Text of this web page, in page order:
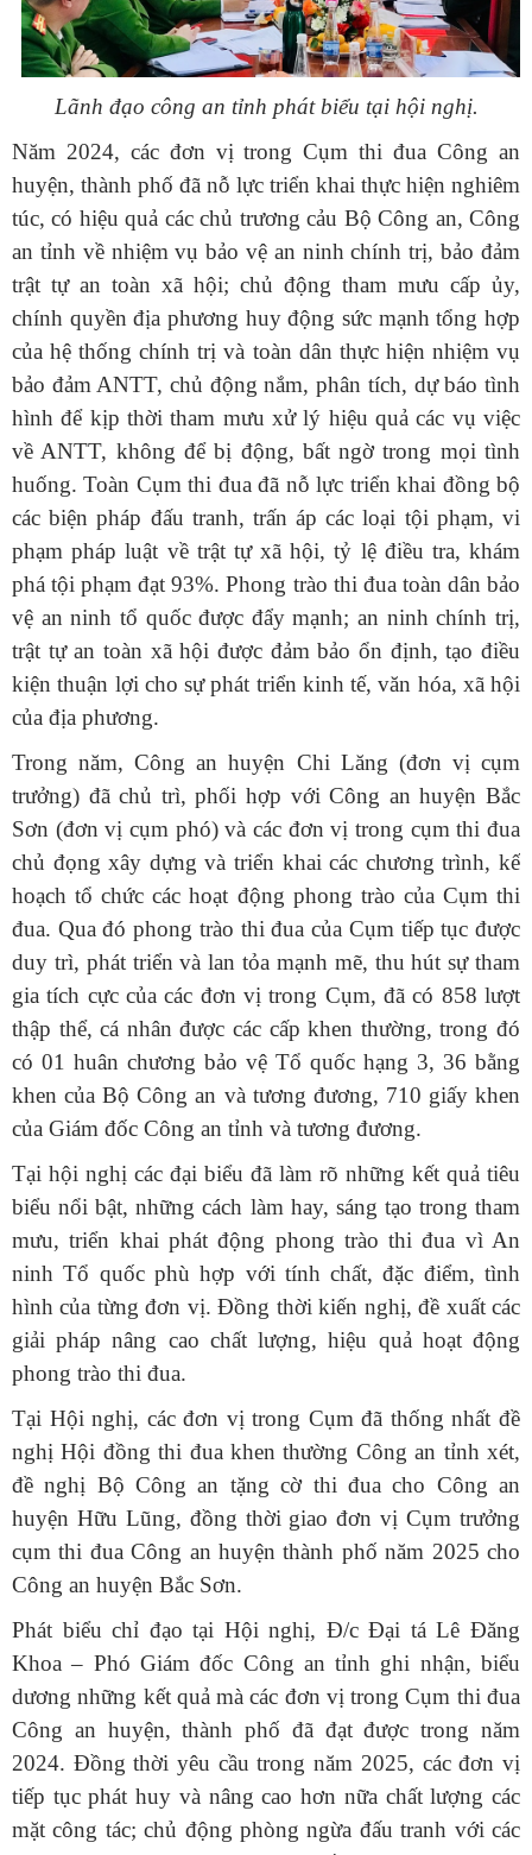
Lãnh đạo công an tỉnh phát biểu tại hội nghị.
Năm 2024, các đơn vị trong Cụm thi đua Công an
huyện, thành phố đã nỗ lực triển khai thực hiện nghiêm
túc, có hiệu quả các chủ trương cảu Bộ Công an, Công
an tỉnh về nhiệm vụ bảo vệ an ninh chính trị, bảo đảm
trật tự an toàn xã hội; chủ động tham mưu cấp ủy,
chính quyền địa phương huy động sức mạnh tổng hợp
của hệ thống chính trị và toàn dân thực hiện nhiệm vụ
bảo đảm ANTT, chủ động nắm, phân tích, dự báo tình
hình để kịp thời tham mưu xử lý hiệu quả các vụ việc
về ANTT, không để bị động, bất ngờ trong mọi tình
huống. Toàn Cụm thi đua đã nỗ lực triển khai đồng bộ
các biện pháp đấu tranh, trấn áp các loại tội phạm, vi
phạm pháp luật về trật tự xã hội, tỷ lệ điều tra, khám
phá tội phạm đạt 93%. Phong trào thi đua toàn dân bảo
vệ an ninh tổ quốc được đẩy mạnh; an ninh chính trị,
trật tự an toàn xã hội được đảm bảo ổn định, tạo điều
kiện thuận lợi cho sự phát triển kinh tế, văn hóa, xã hội
của địa phương.
Trong năm, Công an huyện Chi Lăng (đơn vị cụm
trưởng) đã chủ trì, phối hợp với Công an huyện Bắc
Sơn (đơn vị cụm phó) và các đơn vị trong cụm thi đua
chủ đọng xây dựng và triển khai các chương trình, kế
hoạch tổ chức các hoạt động phong trào của Cụm thi
đua. Qua đó phong trào thi đua của Cụm tiếp tục được
duy trì, phát triển và lan tỏa mạnh mẽ, thu hút sự tham
gia tích cực của các đơn vị trong Cụm, đã có 858 lượt
thập thể, cá nhân được các cấp khen thường, trong đó
có 01 huân chương bảo vệ Tổ quốc hạng 3, 36 bằng
khen của Bộ Công an và tương đương, 710 giấy khen
của Giám đốc Công an tỉnh và tương đương.
Tại hội nghị các đại biểu đã làm rõ những kết quả tiêu
biểu nổi bật, những cách làm hay, sáng tạo trong tham
mưu, triển khai phát động phong trào thi đua vì An
ninh Tổ quốc phù hợp với tính chất, đặc điểm, tình
hình của từng đơn vị. Đồng thời kiến nghị, đề xuất các
giải pháp nâng cao chất lượng, hiệu quả hoạt động
phong trào thi đua.
Tại Hội nghị, các đơn vị trong Cụm đã thống nhất đề
nghị Hội đồng thi đua khen thường Công an tỉnh xét,
đề nghị Bộ Công an tặng cờ thi đua cho Công an
huyện Hữu Lũng, đồng thời giao đơn vị Cụm trưởng
cụm thi đua Công an huyện thành phố năm 2025 cho
Công an huyện Bắc Sơn.
Phát biểu chỉ đạo tại Hội nghị, Đ/c Đại tá Lê Đăng
Khoa – Phó Giám đốc Công an tỉnh ghi nhận, biểu
dương những kết quả mà các đơn vị trong Cụm thi đua
Công an huyện, thành phố đã đạt được trong năm
2024. Đồng thời yêu cầu trong năm 2025, các đơn vị
tiếp tục phát huy và nâng cao hơn nữa chất lượng các
mặt công tác; chủ động phòng ngừa đấu tranh với các